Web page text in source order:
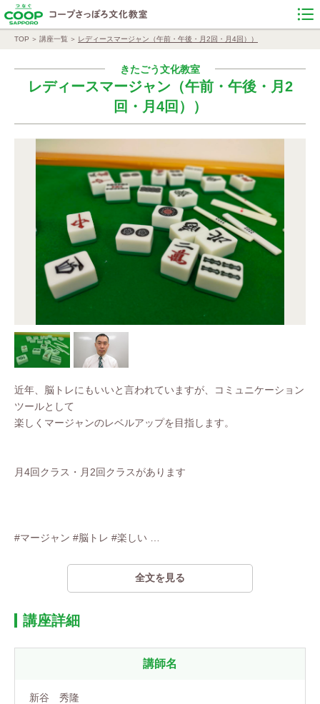
TOP 講座一覧 レディースマージャン（午前・午後・月2回・月4回））
きたごう文化教室
レディースマージャン（午前・午後・月2
回・月4回））
近年、脳トレにもいいと言われていますが、コミュニケーション
ツールとして
楽しくマージャンのレベルアップを目指します。
月4回クラス・月2回クラスがあります
#マージャン #脳トレ #楽しい
全文を見る
講座詳細
講師名
新谷 秀隆